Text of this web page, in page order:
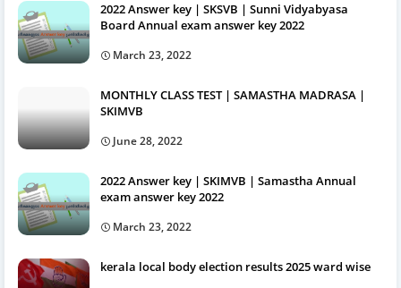
2022 Answer key | SKSVB | Sunni Vidyabyasa
Board Annual exam answer key 2022
March 23, 2022
MONTHLY CLASS TEST | SAMASTHA MADRASA |
SKIMVB
June 28, 2022
2022 Answer key | SKIMVB | Samastha Annual
exam answer key 2022
March 23, 2022
kerala local body election results 2025 ward wise